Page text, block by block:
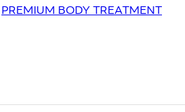
PREMIUM BODY TREATMENT